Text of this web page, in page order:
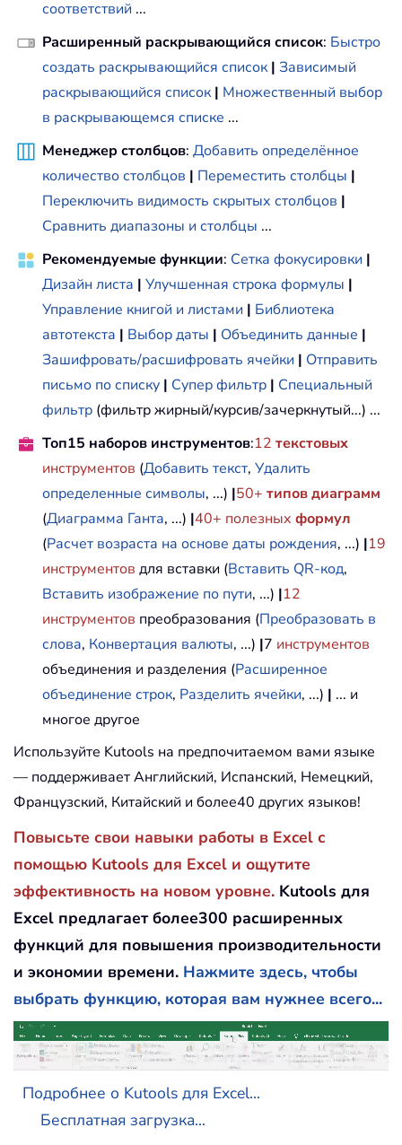
соответствий ...
Расширенный раскрывающийся список: Быстро
создать раскрывающийся список | Зависимый
раскрывающийся список | Множественный выбор
в раскрывающемся списке ...
Менеджер столбцов: Добавить определённое
количество столбцов | Переместить столбцы |
Переключить видимость скрытых столбцов |
Сравнить диапазоны и столбцы ...
Рекомендуемые функции: Сетка фокусировки |
Дизайн листа | Улучшенная строка формулы |
Управление книгой и листами | Библиотека
автотекста | Выбор даты | Объединить данные |
Зашифровать/расшифровать ячейки | Отправить
письмо по списку | Супер фильтр | Специальный
фильтр (фильтр жирный/курсив/зачеркнутый...) ...
Топ15 наборов инструментов:12 текстовых
инструментов (Добавить текст, Удалить
определенные символы, ...) |50+ типов диаграмм
(Диаграмма Ганта, ...) |40+ полезных формул
(Расчет возраста на основе даты рождения, ...) |19
инструментов для вставки (Вставить QR-код,
Вставить изображение по пути, ...) |12
инструментов преобразования (Преобразовать в
слова, Конвертация валюты, ...) |7 инструментов
объединения и разделения (Расширенное
объединение строк, Разделить ячейки, ...) | ... и
многое другое
Используйте Kutools на предпочитаемом вами языке
— поддерживает Английский, Испанский, Немецкий,
Французский, Китайский и более40 других языков!
Повысьте свои навыки работы в Excel с
помощью Kutools для Excel и ощутите
эффективность на новом уровне. Kutools для
Excel предлагает более300 расширенных
функций для повышения производительности
и экономии времени. Нажмите здесь, чтобы
выбрать функцию, которая вам нужнее всего...
Подробнее о Kutools для Excel...
Бесплатная загрузка...